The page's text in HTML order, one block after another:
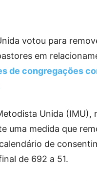
votou para
em
de congregações
Unida (IMU),
uma medida que
de
de 692 a 51.